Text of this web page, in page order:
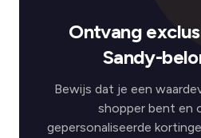
Ontvang
Sandy-
Bewijs dat je een
shopper bent en
gepersonaliseerde